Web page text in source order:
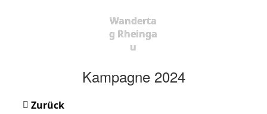
Wanderta
g Rheinga
u
Kampagne 2024
Zurück